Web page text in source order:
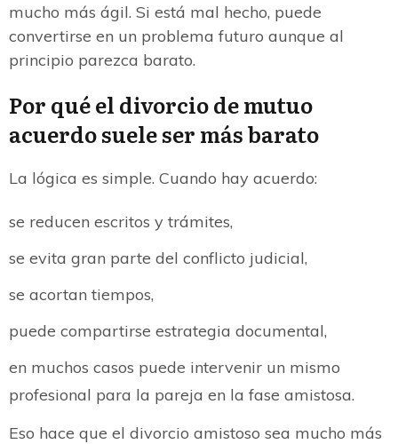
mucho más ágil. Si está mal hecho, puede
convertirse en un problema futuro aunque al
principio parezca barato.
Por qué el divorcio de mutuo
acuerdo suele ser más barato
La lógica es simple. Cuando hay acuerdo:
se reducen escritos y trámites,
se evita gran parte del conflicto judicial,
se acortan tiempos,
puede compartirse estrategia documental,
en muchos casos puede intervenir un mismo
profesional para la pareja en la fase amistosa.
Eso hace que el divorcio amistoso sea mucho más